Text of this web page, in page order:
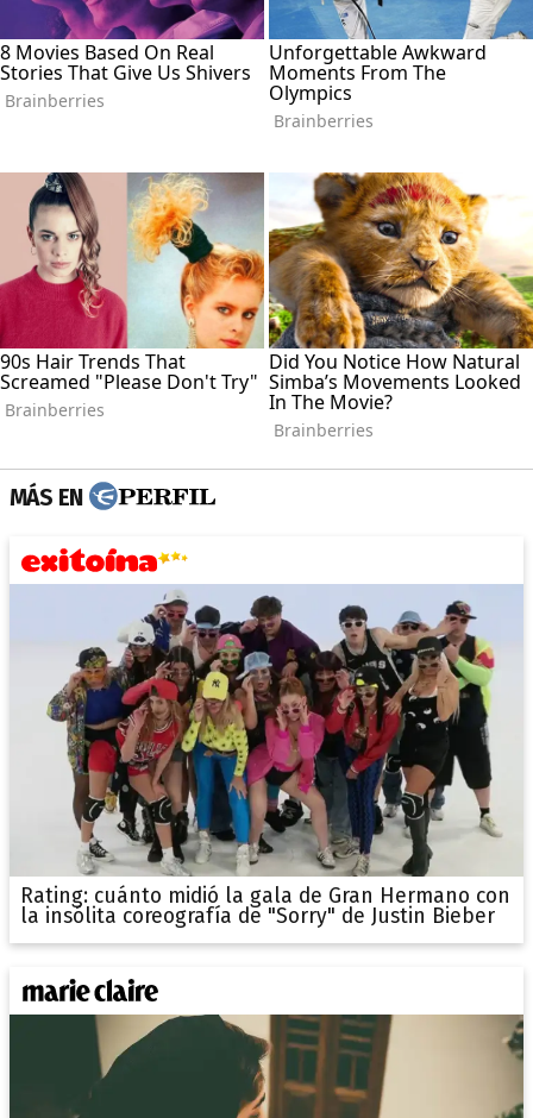
MÁS EN
Rating: cuánto midió la gala de Gran Hermano con
la insólita coreografía de "Sorry" de Justin Bieber